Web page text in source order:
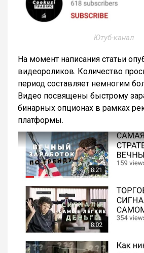
Ютуб-канал
На момент написания статьи
видеороликов. Количество
период составляет немногим
Видео посвящены быстрому
бинарных опционах в рамках
платформы.